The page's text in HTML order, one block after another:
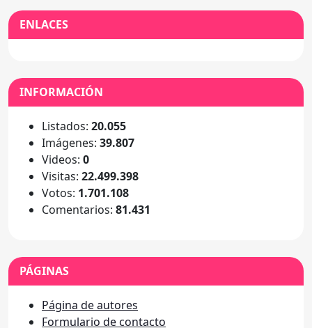
ENLACES
INFORMACIÓN
Listados: 20.055
Imágenes: 39.807
Videos: 0
Visitas: 22.499.398
Votos: 1.701.108
Comentarios: 81.431
PÁGINAS
Página de autores
Formulario de contacto